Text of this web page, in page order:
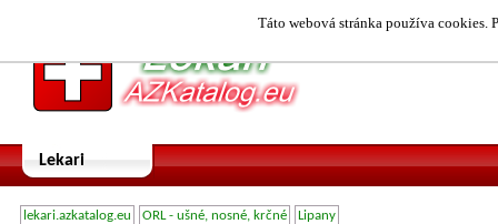
Táto webová stránka používa cookies.
Lekari
lekari.azkatalog.eu ORL - ušné, nosné, krčné Lipany